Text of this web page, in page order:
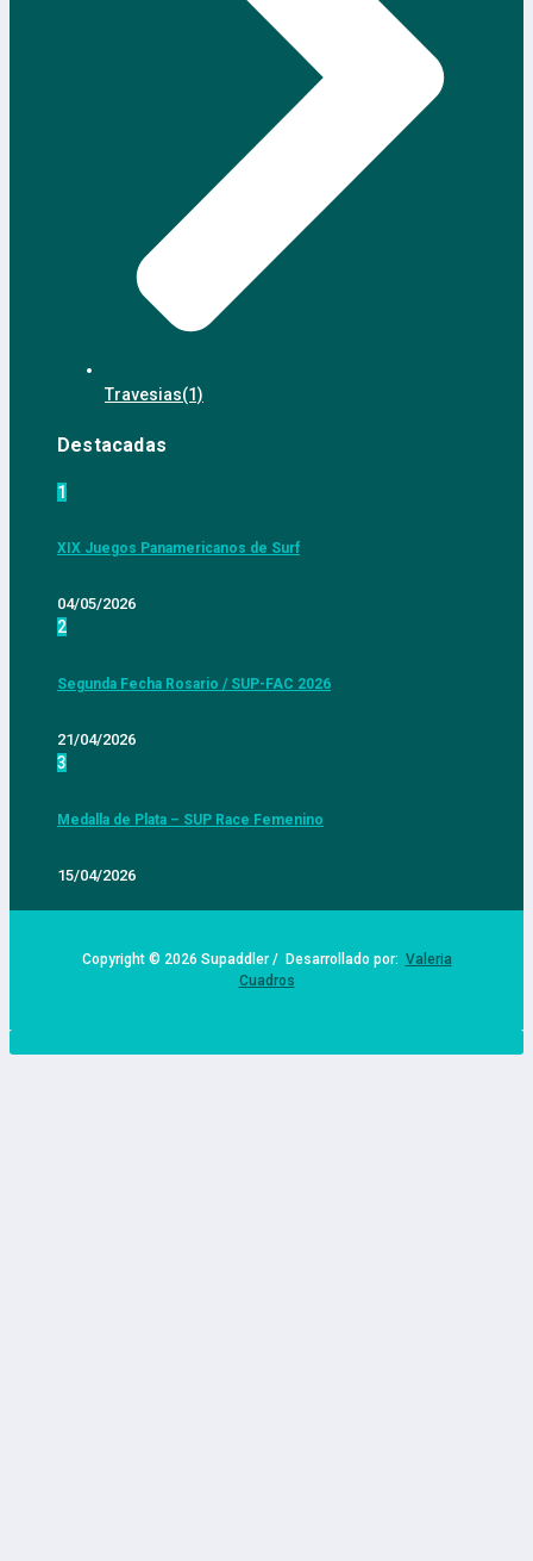
Travesias(1)
Destacadas
1
XIX Juegos Panamericanos de Surf
04/05/2026
2
Segunda Fecha Rosario / SUP-FAC 2026
21/04/2026
3
Medalla de Plata – SUP Race Femenino
15/04/2026
Copyright © 2026 Supaddler / Desarrollado por: Valeria
Cuadros